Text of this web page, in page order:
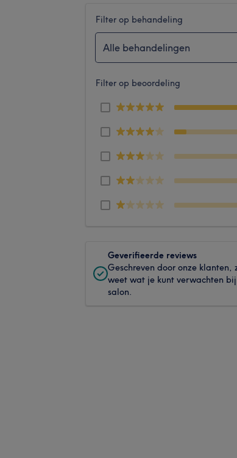
Filter op behandeling
Alle behandelingen
Filter op beoordeling
Geverifieerde reviews
Geschreven door onze klanten,
weet wat je kunt verwachten
salon.